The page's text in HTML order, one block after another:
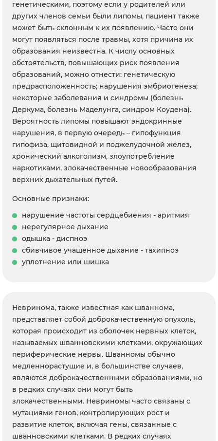
генетическими, поэтому если у родителей или
других членов семьи были липомы, пациент также
может быть склонным к их появлению. Часто они
могут появляться после травмы, хотя причина их
образования неизвестна. К числу основных
обстоятельств, повышающих риск появления
образований, можно отнести: генетическую
предрасположенность; нарушения эмбриогенеза;
некоторые заболевания и синдромы (болезнь
Деркума, болезнь Маделунга, синдром Коудена).
Вероятность липомы повышают эндокринные
нарушения, в первую очередь – гипофункция
гипофиза, щитовидной и поджелудочной желез,
хронический алкоголизм, злоупотребление
наркотиками, злокачественные новообразования
верхних дыхательных путей.
Основные признаки:
нарушение частоты сердцебиения - аритмия
нерегулярное дыхание
одышка - диспноэ
сбивчивое учащенное дыхание - тахипноэ
уплотнение или шишка
Невринома, также известная как шваннома,
представляет собой доброкачественную опухоль,
которая происходит из оболочек нервных клеток,
называемых шванновскими клетками, окружающих
периферические нервы. Шванномы обычно
медленнорастущие и, в большинстве случаев,
являются доброкачественными образованиями, но
в редких случаях они могут быть
злокачественными. Невриномы часто связаны с
мутациями генов, контролирующих рост и
развитие клеток, включая гены, связанные с
шванновскими клетками. В редких случаях